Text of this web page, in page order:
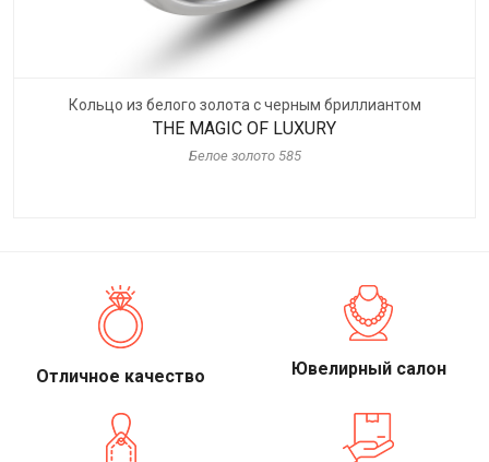
Кольцо из белого золота с черным бриллиантом
THE MAGIC OF LUXURY
Белое золото 585
Отличное качество Ювелирный салон